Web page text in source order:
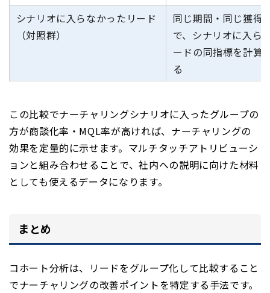
シナリオに入らなかったリード
（対照群）
同じ期間・同じ獲得
で、シナリオに入ら
ードの同指標を計算
る
この比較でナーチャリングシナリオに入ったグループの
方が商談化率・MQL率が高ければ、ナーチャリングの
効果を定量的に示せます。マルチタッチアトリビューシ
ョンと組み合わせることで、社内への説明に向けた材料
としても使えるデータになります。
まとめ
コホート分析は、リードをグループ化して比較すること
でナーチャリングの改善ポイントを特定する手法です。